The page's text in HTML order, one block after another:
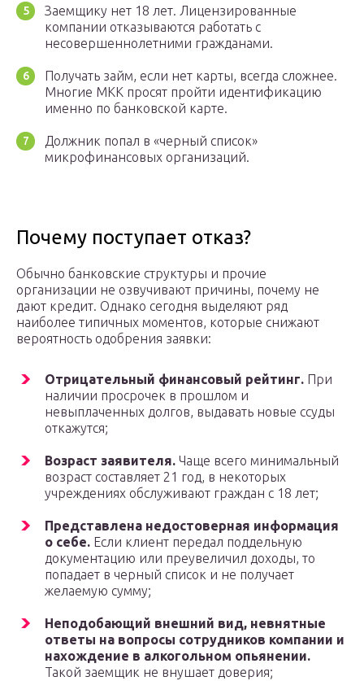
Заемщику нет 18 лет. Лицензированные
компании отказываются работать с
несовершеннолетними гражданами.
Получать займ, если нет карты, всегда сложнее.
Многие МКК просят пройти идентификацию
именно по банковской карте.
Должник попал в «черный список»
микрофинансовых организаций.
Почему поступает отказ?
Обычно банковские структуры и прочие
организации не озвучивают причины, почему не
дают кредит. Однако сегодня выделяют ряд
наиболее типичных моментов, которые снижают
вероятность одобрения заявки:
Отрицательный финансовый рейтинг. При
наличии просрочек в прошлом и
невыплаченных долгов, выдавать новые ссуды
откажутся;
Возраст заявителя. Чаще всего минимальный
возраст составляет 21 год, в некоторых
учреждениях обслуживают граждан с 18 лет;
Представлена недостоверная информация
о себе. Если клиент передал поддельную
документацию или преувеличил доходы, то
попадает в черный список и не получает
желаемую сумму;
Неподобающий внешний вид, невнятные
ответы на вопросы сотрудников компании и
нахождение в алкогольном опьянении.
Такой заемщик не внушает доверия;